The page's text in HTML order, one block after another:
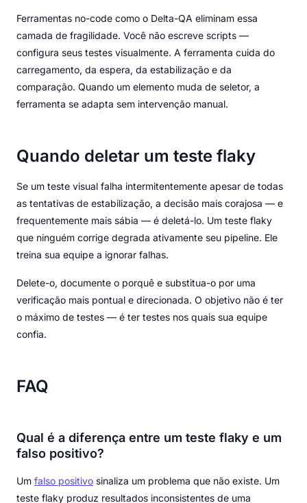
Ferramentas no-code como o Delta-QA eliminam essa
camada de fragilidade. Você não escreve scripts —
configura seus testes visualmente. A ferramenta cuida do
carregamento, da espera, da estabilização e da
comparação. Quando um elemento muda de seletor, a
ferramenta se adapta sem intervenção manual.
Quando deletar um teste flaky
Se um teste visual falha intermitentemente apesar de todas
as tentativas de estabilização, a decisão mais corajosa — e
frequentemente mais sábia — é deletá-lo. Um teste flaky
que ninguém corrige degrada ativamente seu pipeline. Ele
treina sua equipe a ignorar falhas.
Delete-o, documente o porquê e substitua-o por uma
verificação mais pontual e direcionada. O objetivo não é ter
o máximo de testes — é ter testes nos quais sua equipe
confia.
FAQ
Qual é a diferença entre um teste flaky e um
falso positivo?
Um falso positivo sinaliza um problema que não existe. Um
teste flaky produz resultados inconsistentes de uma